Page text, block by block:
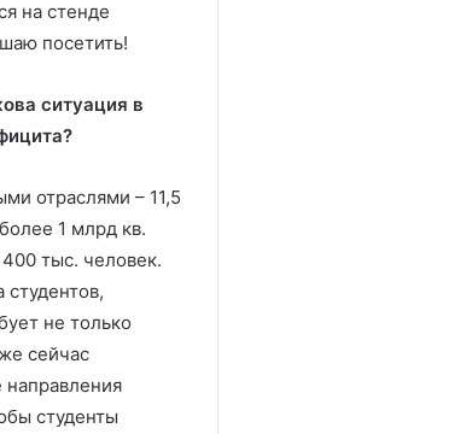
на стенде
посетить!
ситуация в
отраслями – 11,5
1 млрд кв.
тыс. человек.
не только
сейчас
студенты